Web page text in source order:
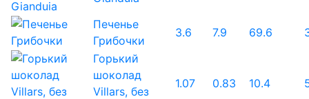
Печенье
Грибочки
3.6 7.9 69.6
Горький
шоколад
Villars, без
1.07 0.83 10.4